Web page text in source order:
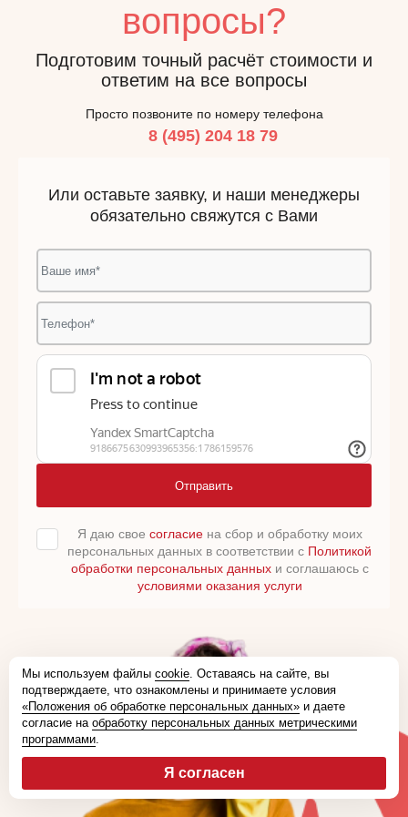
вопросы?
Подготовим точный расчёт стоимости и
ответим на все вопросы
Просто позвоните по номеру телефона
8 (495) 204 18 79
Или оставьте заявку, и наши менеджеры
обязательно свяжутся с Вами
Отправить
Я даю свое согласиена сбор и обработку моих
персональных данных в соответствии с Политикой
обработки персональных данныхи соглашаюсь с
условиями оказания услуги
Мы используем файлы cookie. Оставаясь на сайте, вы
подтверждаете, что ознакомлены и принимаете условия
«Положения об обработке персональных данных» и даете
согласие на обработку персональных данных метрическими
программами.
Я согласен